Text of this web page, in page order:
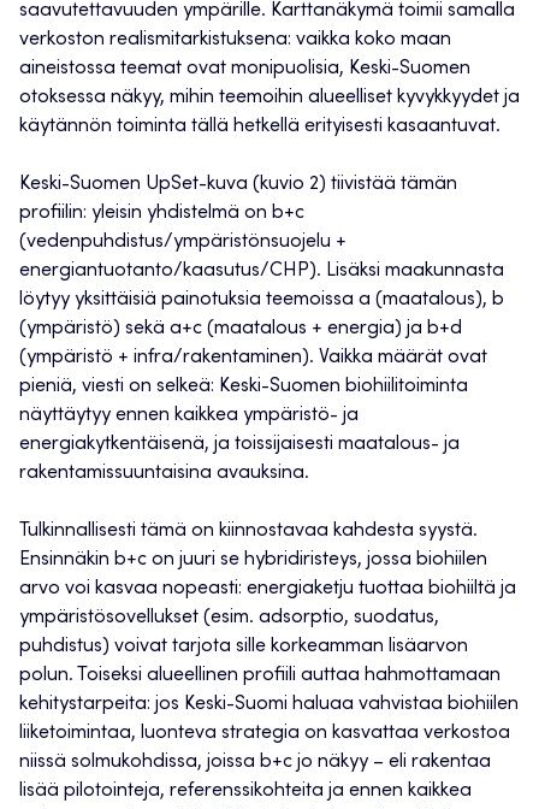
saavutettavuuden ympärille. Karttanäkymä toimii samalla
verkoston realismitarkistuksena: vaikka koko maan
aineistossa teemat ovat monipuolisia, Keski-Suomen
otoksessa näkyy, mihin teemoihin alueelliset kyvykkyydet ja
käytännön toiminta tällä hetkellä erityisesti kasaantuvat.
Keski-Suomen UpSet-kuva (kuvio 2) tiivistää tämän
profiilin: yleisin yhdistelmä on b+c
(vedenpuhdistus/ympäristönsuojelu +
energiantuotanto/kaasutus/CHP). Lisäksi maakunnasta
löytyy yksittäisiä painotuksia teemoissa a (maatalous), b
(ympäristö) sekä a+c (maatalous + energia) ja b+d
(ympäristö + infra/rakentaminen). Vaikka määrät ovat
pieniä, viesti on selkeä: Keski-Suomen biohiilitoiminta
näyttäytyy ennen kaikkea ympäristö- ja
energiakytkentäisenä, ja toissijaisesti maatalous- ja
rakentamissuuntaisina avauksina.
Tulkinnallisesti tämä on kiinnostavaa kahdesta syystä.
Ensinnäkin b+c on juuri se hybridiristeys, jossa biohiilen
arvo voi kasvaa nopeasti: energiaketju tuottaa biohiiltä ja
ympäristösovellukset (esim. adsorptio, suodatus,
puhdistus) voivat tarjota sille korkeamman lisäarvon
polun. Toiseksi alueellinen profiili auttaa hahmottamaan
kehitystarpeita: jos Keski-Suomi haluaa vahvistaa biohiilen
liiketoimintaa, luonteva strategia on kasvattaa verkostoa
niissä solmukohdissa, joissa b+c jo näkyy – eli rakentaa
lisää pilotointeja, referenssikohteita ja ennen kaikkea